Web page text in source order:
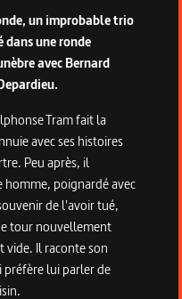
un improbable trio
une ronde
avec Bernard
Tram fait la
avec ses histoires
Peu après, il
poignardé avec
de l'avoir tué,
tour nouvellement
Il raconte son
préfère lui parler de